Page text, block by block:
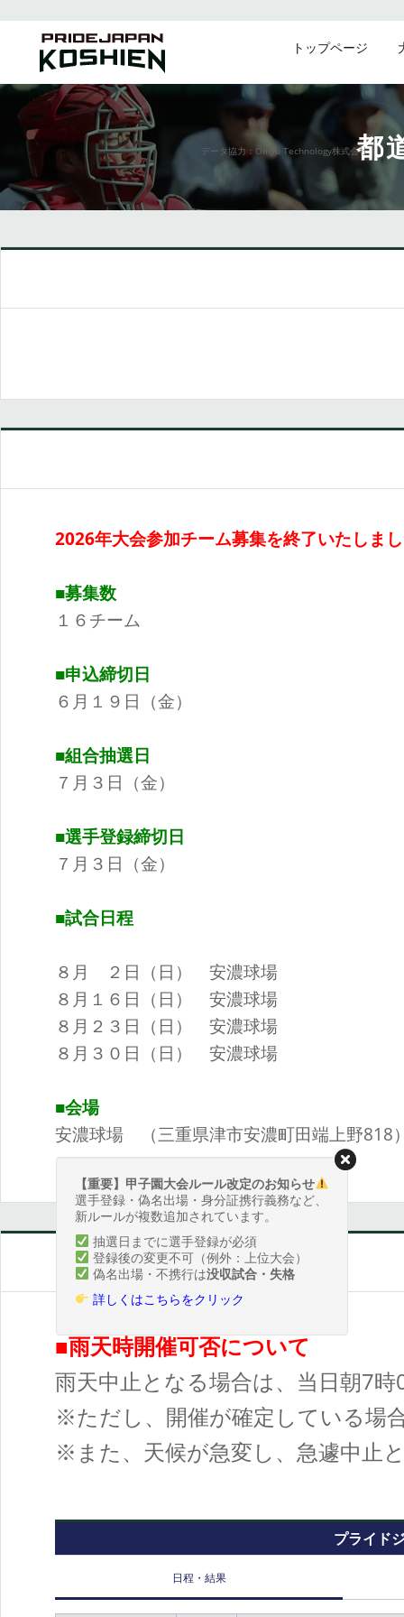
【重要】甲子園大会ルール改定のお知らせ
選手登録・偽名出場・身分証携行義務など、
新ルールが複数追加されています。
抽選日までに選手登録が必須
登録後の変更不可（例外：上位大会）
偽名出場・不携行は没収試合・失格
詳しくはこちらをクリック
トップページ
都
2026年大会参加チーム募集を終了いたしま
■募集数
１６チーム
■申込締切日
６月１９日（金）
■組合抽選日
７月３日（金）
■選手登録締切日
７月３日（金）
■試合日程
８月 ２日（日） 安濃球場
８月１６日（日） 安濃球場
８月２３日（日） 安濃球場
８月３０日（日） 安濃球場
■会場
安濃球場 （三重県津市安濃町田端上野818
■雨天時開催可否について
雨天中止となる場合は、当日朝7
※ただし、開催が確定している場
※また、天候が急変し、急遽中止
プライド
日程・結果
データ協力：Omyu Technology株式会社